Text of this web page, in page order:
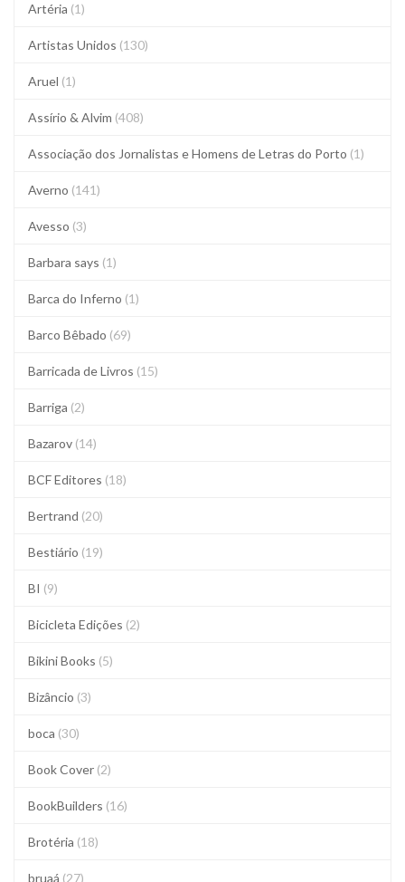
Artéria (1)
Artistas Unidos (130)
Aruel (1)
Assírio & Alvim (408)
Associação dos Jornalistas e Homens de Letras do Porto (1)
Averno (141)
Avesso (3)
Barbara says (1)
Barca do Inferno (1)
Barco Bêbado (69)
Barricada de Livros (15)
Barriga (2)
Bazarov (14)
BCF Editores (18)
Bertrand (20)
Bestiário (19)
BI (9)
Bicicleta Edições (2)
Bikini Books (5)
Bizâncio (3)
boca (30)
Book Cover (2)
BookBuilders (16)
Brotéria (18)
bruaá (27)